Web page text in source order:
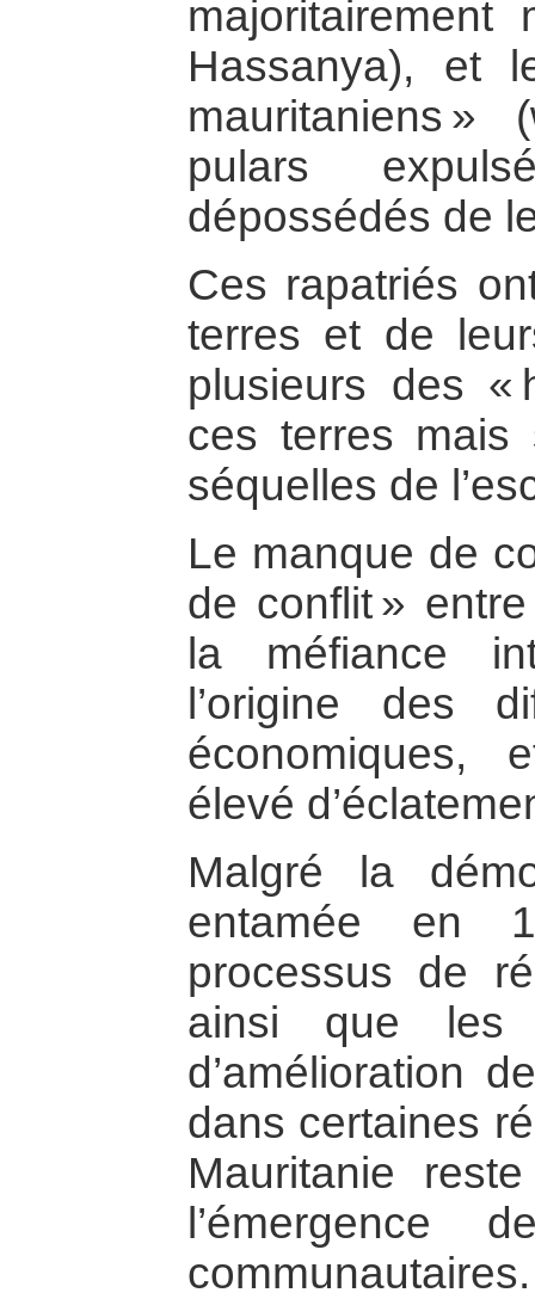
Hassanya), et
mauritaniens »
pulars
dépossédés de
Ces rapatriés
terres et de
plusieurs des «
ces terres mais
séquelles de
Le manque de
de conflit »
la méfiance
l’origine des
économiques,
élevé
Malgré la
entamée en
processus de
ainsi que les
d’amélioration
dans certaines
Mauritanie
l’émergence
communautaires.